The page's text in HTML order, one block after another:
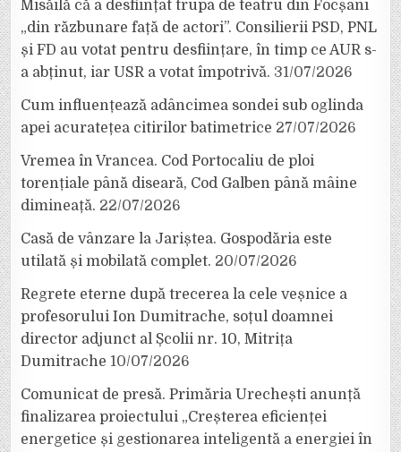
Misăilă că a desființat trupa de teatru din Focșani
„din răzbunare față de actori”. Consilierii PSD, PNL
și FD au votat pentru desființare, în timp ce AUR s-
a abținut, iar USR a votat împotrivă. 31/07/2026
Cum influențează adâncimea sondei sub oglinda
apei acuratețea citirilor batimetrice 27/07/2026
Vremea în Vrancea. Cod Portocaliu de ploi
torențiale până diseară, Cod Galben până mâine
dimineață. 22/07/2026
Casă de vânzare la Jariștea. Gospodăria este
utilată și mobilată complet. 20/07/2026
Regrete eterne după trecerea la cele veșnice a
profesorului Ion Dumitrache, soțul doamnei
director adjunct al Școlii nr. 10, Mitrița
Dumitrache 10/07/2026
Comunicat de presă. Primăria Urechești anunță
finalizarea proiectului „Creșterea eficienței
energetice și gestionarea inteligentă a energiei în